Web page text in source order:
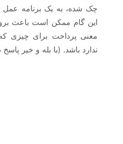
چک شده، به یک برنامه عمل
این گام ممکن است باعث
معنی پرداخت برای چیزی که
ندارد باشد. (با بله و خیر پاسخ